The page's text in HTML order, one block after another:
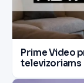
Prime Video
televizoriams